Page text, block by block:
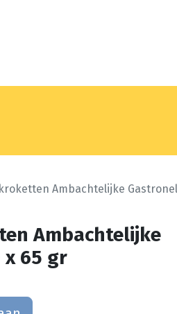
Ambachtelijke
Ambachtelijke
65 gr